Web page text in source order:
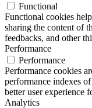
Functional
Functional cookies
sharing the content of
feedbacks, and other
Performance
Performance
Performance cookies
performance indexes
better user experience
Analytics